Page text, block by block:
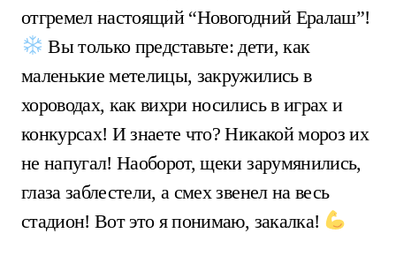
отгремел настоящий “Новогодний Ералаш”!
Вы только представьте: дети, как
маленькие метелицы, закружились в
хороводах, как вихри носились в играх и
конкурсах! И знаете что? Никакой мороз их
не напугал! Наоборот, щеки зарумянились,
глаза заблестели, а смех звенел на весь
стадион! Вот это я понимаю, закалка!